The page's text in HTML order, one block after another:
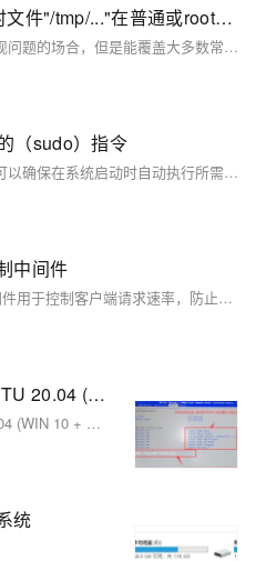
Ubuntu中遇到"无法创建临时文件"/tmp/..."在普通或root用户运行apt-get update时的错误解决办法
这些步骤当然不能涵盖所有可能出现问题的场合，但是能覆盖大多数常见的情景。希望这些信息能帮到你解决"无法创建临时文件"/tmp/..."这样的问题。不过，请记住，因为修改系统文件和目录的权限，清理临时文件，或者运行磁盘检查，都可能对系统造成影响，所以执行这些操作前要先确认这是安全的，必要时最好先做好数据备份。
（sudo）指令
通过合理选择和配置上述方法，您可以确保在系统启动时自动执行所需的命令，并具备sudo权限，从而提高系统自动化管理的能力。
中间件
在ASP.NET Core中，速率限制中间件用于控制客户端请求速率，防止服务器过载并提高安全性。通过`AddRateLimiter`注册服务，并配置不同策略如固定窗口、滑动窗口、令牌桶和并发限制。这些策略可在全局、控制器或动作级别应用，支持自定义响应处理。使用中间件`UseRateLimiter`启用限流功能，并可通过属性禁用特定控制器或动作的限流。这有助于有效保护API免受滥用和过载。 欢迎关注我的公众号：Net分享 （239字符）
机械师-创物者M 安装UBUNTU 20.04 (WIN 10 + Ubuntu 20 双系统)
机械师-创物者M 安装UBUNTU 20.04 (WIN 10 + Ubuntu 20 双系统)
统